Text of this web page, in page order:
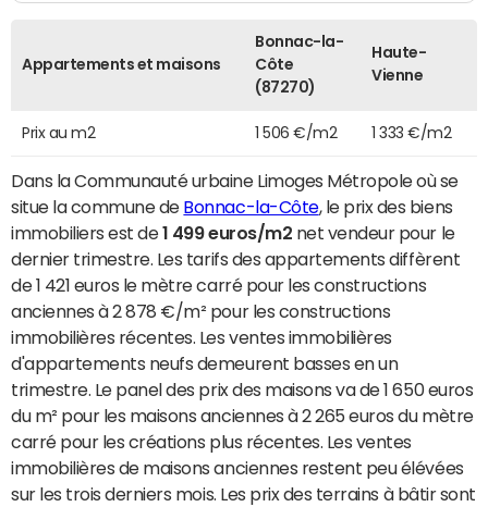
Appartements et maisons
Bonnac-la-
Côte
(87270)
Haute-
Vienne
Prix au m2 1 506 €/m2 1 333 €/m2
Dans la Communauté urbaine Limoges Métropole où se
situe la commune de Bonnac-la-Côte, le prix des biens
immobiliers est de1 499 euros/m2 net vendeur pour le
dernier trimestre. Les tarifs des appartements diffèrent
de 1 421 euros le mètre carré pour les constructions
anciennes à 2 878 €/m² pour les constructions
immobilières récentes. Les ventes immobilières
d'appartements neufs demeurent basses en un
trimestre. Le panel des prix des maisons va de 1 650 euros
du m² pour les maisons anciennes à 2 265 euros du mètre
carré pour les créations plus récentes. Les ventes
immobilières de maisons anciennes restent peu élévées
sur les trois derniers mois. Les prix des terrains à bâtir sont